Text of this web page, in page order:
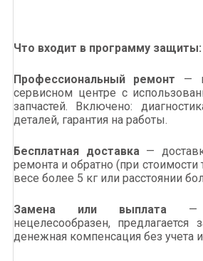
Что входит в программу защиты:
Профессиональный ремонт — в
сервисном центре с
запчастей. Включено:
деталей, гарантия на работы.
Бесплатная доставка—
ремонта и обратно (при стоимости
весе более 5 кг или расстоянии
Замена или выплата—
нецелесообразен, предлагается
денежная компенсация без учета